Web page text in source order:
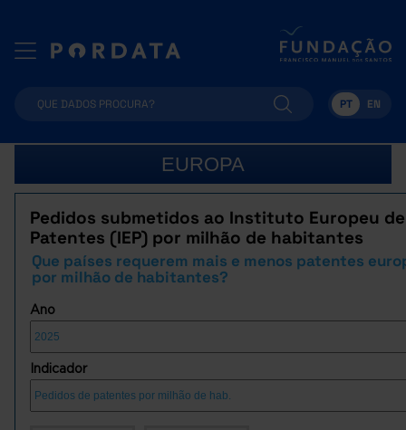
PT EN
EUROPA
Pedidos submetidos ao Instituto Europeu de
Patentes (IEP) por milhão de habitantes
Que países requerem mais e menos patentes
por milhão de habitantes?
Ano
Indicador